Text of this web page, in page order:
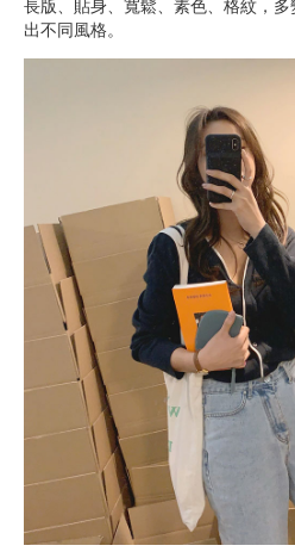
長版、貼身、寬鬆、素色、格紋，
出不同風格。